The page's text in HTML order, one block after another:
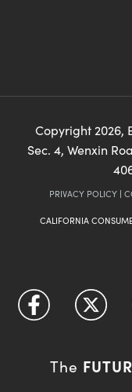
Copyright 2026,
Sec. 4, Wenxin
PRIVACY POLICY |
CALIFORNIA
The